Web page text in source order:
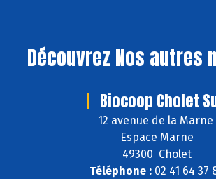
Découvrez Nos autres
Biocoop Cholet
12 avenue de la Marne
Espace Marne
49300 Cholet
Téléphone :02 41 64 37